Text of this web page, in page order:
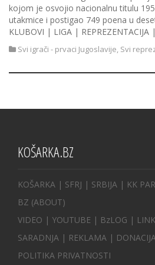
kojom je osvojio nacionalnu titulu
utakmice i postigao 749 poena u
KLUBOVI | LIGA |
Svi igrači - prvaci Jugoslavije, Svi
KOŠARKA.BZ
KOŠARKA | SFRJ | SRBIJA | KK
BZ (ABOUT)
VIDEO | YOUTUBE | BzLOG |
SARADNJA | REKLAMA |
POLITIKA PRIVATNOSTI